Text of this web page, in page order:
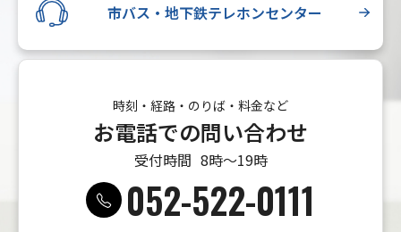
市バス・地下鉄テレホンセンター
時刻・経路・のりば・料金など
お電話での問い合わせ
受付時間 8時〜19時
052-522-0111